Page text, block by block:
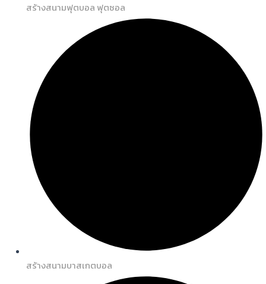
สร้างสนามฟุตบอล ฟุตซอล
สร้างสนามบาสเกตบอล